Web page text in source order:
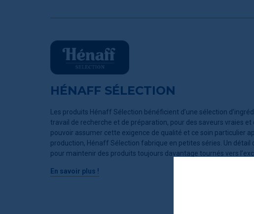
HÉNAFF SÉLECTION
Les produits Hénaff Sélection bénéficient d’une sélection
travail de recherche et de préparation, pour des saveurs vraies et
pouvoir assumer cette exigence de qualité et ce soin particulier
production, Hénaff Sélection fabrique en petites séries. Un détail
pour maintenir des produits toujours davantage tournés vers
En savoir plus !